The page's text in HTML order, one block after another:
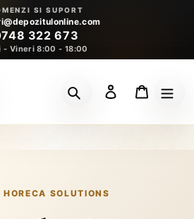
SI SUPORT
322 673
- Vineri 8:00 - 18:00
Caută Conectează-te
Coș
SOLUTIONS